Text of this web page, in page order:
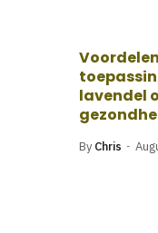
lavendel
By Chris